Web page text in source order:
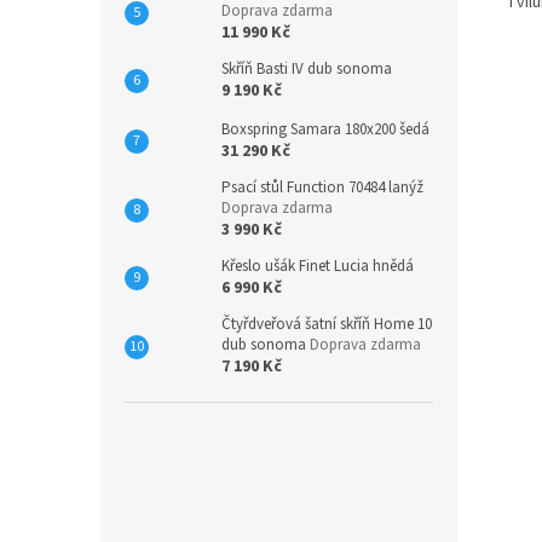
Doprava zdarma
11 990 Kč
Skříň Basti IV dub sonoma
9 190 Kč
Boxspring Samara 180x200 šedá
31 290 Kč
Psací stůl Function 70484 lanýž
Doprava zdarma
3 990 Kč
Křeslo ušák Finet Lucia hnědá
6 990 Kč
Čtyřdveřová šatní skříň Home 10
dub sonoma Doprava zdarma
7 190 Kč